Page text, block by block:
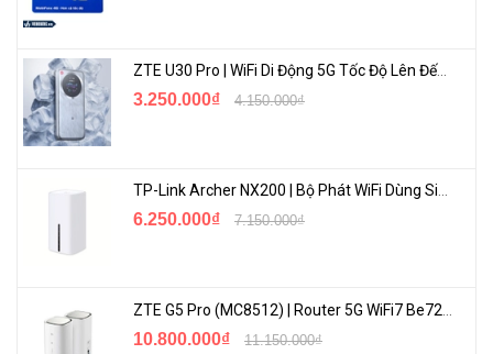
đường.
3. VPN bảo mật cao
ZTE U30 Pro | WiFi Di Động 5G Tốc Độ Lên Đến 500Mbps, Màn Hình Cảm Ứng
3.250.000₫ 4.150.000₫
6.250.000₫ 7.150.000₫
10.800.000₫ 11.150.000₫